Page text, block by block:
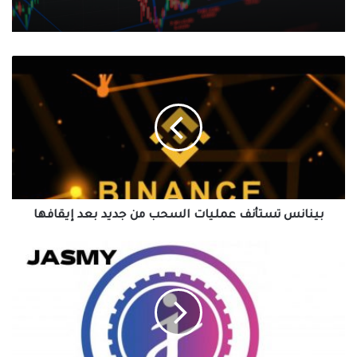
تستأنف
عمليات
السحب
بينانس تستأنف عمليات السحب من جديد بعد إيقافها